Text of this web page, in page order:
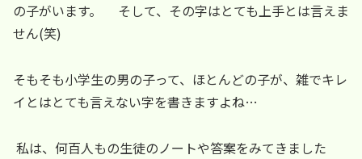
の子がいます。 そして、その字はとても上手とは言えま
せん(笑)
そもそも小学生の男の子って、ほとんどの子が、雑でキレ
イとはとても言えない字を書きますよね…
私は、何百人もの生徒のノートや答案をみてきました